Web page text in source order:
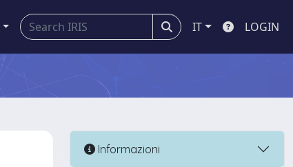
IT LOGIN
Informazioni